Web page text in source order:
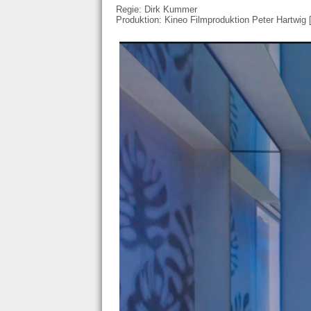
Regie: Dirk Kummer
Produktion: Kineo Filmproduktion Peter Hartwig